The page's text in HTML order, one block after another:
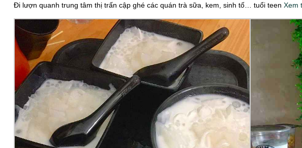
Đi lượn quanh trung tâm thị trấn cập ghé các quán trà sữa, kem, sinh tố… tuổi teen Xem